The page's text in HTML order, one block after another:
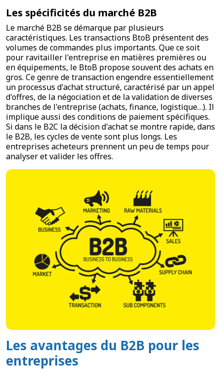
Les spécificités du marché B2B
Le marché B2B se démarque par plusieurs
caractéristiques. Les transactions BtoB présentent des
volumes de commandes plus importants. Que ce soit
pour ravitailler l'entreprise en matières premières ou
en équipements, le BtoB propose souvent des achats en
gros. Ce genre de transaction engendre essentiellement
un processus d'achat structuré, caractérisé par un appel
d'offres, de la négociation et de la validation de diverses
branches de l'entreprise (achats, finance, logistique…). Il
implique aussi des conditions de paiement spécifiques.
Si dans le B2C la décision d'achat se montre rapide, dans
le B2B, les cycles de vente sont plus longs. Les
entreprises acheteurs prennent un peu de temps pour
analyser et valider les offres.
Les avantages du B2B pour les
entreprises